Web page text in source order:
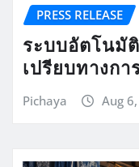
PRESS RELEASE
ระบบอัตโนมั
เปรียบทางก
Pichaya Aug